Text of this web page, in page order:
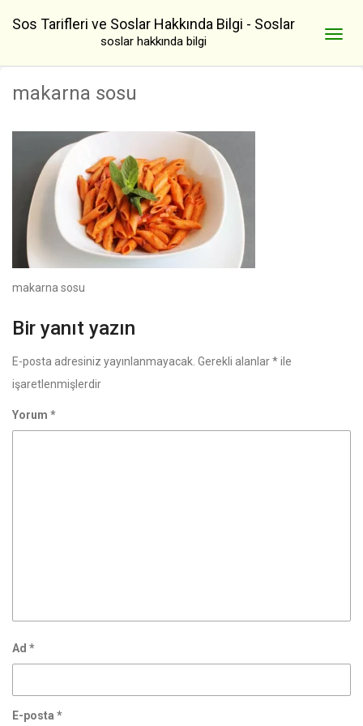
Sos Tarifleri ve Soslar Hakkında Bilgi - Soslar
soslar hakkında bilgi
makarna sosu
makarna sosu
Bir yanıt yazın
E-posta adresiniz yayınlanmayacak. Gerekli alanlar*ile
işaretlenmişlerdir
Yorum *
Ad *
E-posta *